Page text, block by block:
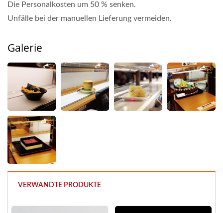
Die Personalkosten um 50 % senken.
Unfälle bei der manuellen Lieferung vermeiden.
Galerie
VERWANDTE PRODUKTE